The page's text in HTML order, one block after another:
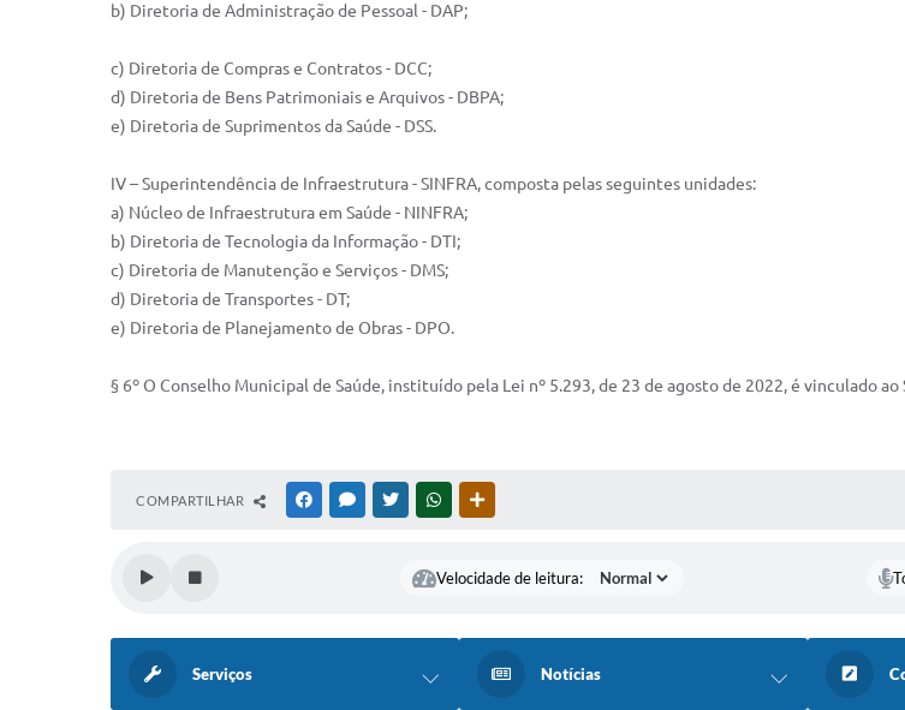
b) Diretoria de Administração de Pessoal - DAP;
c) Diretoria de Compras e Contratos - DCC;
d) Diretoria de Bens Patrimoniais e Arquivos - DBPA;
e) Diretoria de Suprimentos da Saúde - DSS.
IV – Superintendência de Infraestrutura - SINFRA, composta pelas seguintes unidades:
a) Núcleo de Infraestrutura em Saúde - NINFRA;
b) Diretoria de Tecnologia da Informação - DTI;
c) Diretoria de Manutenção e Serviços - DMS;
d) Diretoria de Transportes - DT;
e) Diretoria de Planejamento de Obras - DPO.
§ 6º O Conselho Municipal de Saúde, instituído pela Lei nº 5.293, de 23 de agosto de 2022, é vinculado
COMPARTILHAR FACEBOOKMESSENGER
TWITTERWHATSAPP
Velocidade de leitura:
Serviços Notícias